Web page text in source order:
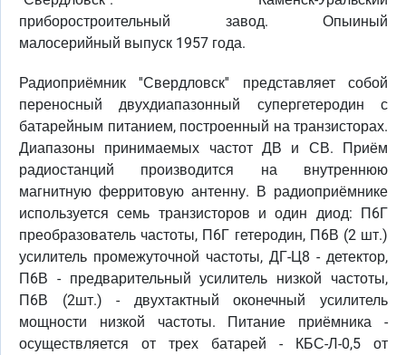
приборостроительный завод. Опыиный
малосерийный выпуск 1957 года.
Радиоприёмник ''Свердловск'' представляет собой
переносный двухдиапазонный супергетеродин с
батарейным питанием, построенный на транзисторах.
Диапазоны принимаемых частот ДВ и СВ. Приём
радиостанций производится на внутреннюю
магнитную ферритовую антенну. В радиоприёмнике
используется семь транзисторов и один диод: П6Г
преобразователь частоты, П6Г гетеродин, П6В (2 шт.)
усилитель промежуточной частоты, ДГ-Ц8 - детектор,
П6В - предварительный усилитель низкой частоты,
П6В (2шт.) - двухтактный оконечный усилитель
мощности низкой частоты. Питание приёмника -
осуществляется от трех батарей - КБС-Л-0,5 от